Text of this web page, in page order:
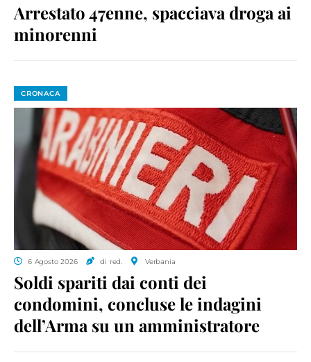
Arrestato 47enne, spacciava droga ai
minorenni
CRONACA
6 Agosto 2026 di red. Verbania
Soldi spariti dai conti dei
condomini, concluse le indagini
dell’Arma su un amministratore